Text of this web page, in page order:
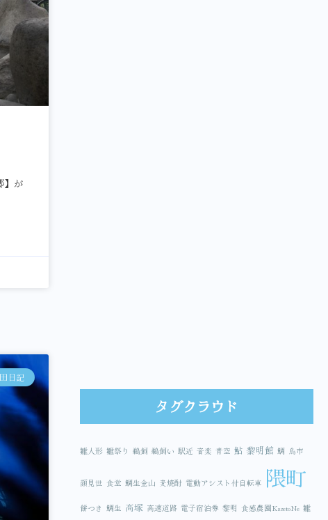
】が
日記
タグクラウド
雛人形 雛祭り 鵜飼 鵜飼い 駅近 音楽 青空 鮎 黎明館 鯛 鳥市
顔見世 食堂 鯛生金山 麦焼酎 電動アシスト付自転車 隈町
餅つき 鯛生 高塚 高速道路 電子宿泊券 黎明 食感農園KazetoNe 雛